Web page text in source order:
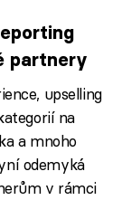
partnery
upselling
na
a mnoho
odemyká
v rámci